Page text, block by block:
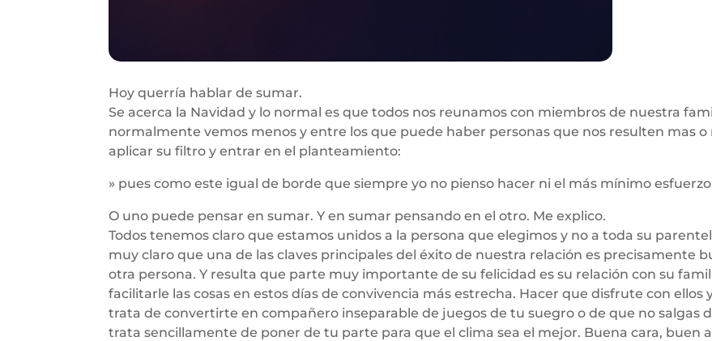
Hoy querría hablar de sumar.
Se acerca la Navidad y lo normal es que todos nos reunamos con miembros de nuestra
normalmente vemos menos y entre los que puede haber personas que nos resulten mas o
aplicar su filtro y entrar en el planteamiento:
» pues como este igual de borde que siempre yo no pienso hacer ni el más mínimo
O uno puede pensar en sumar. Y en sumar pensando en el otro. Me explico.
Todos tenemos claro que estamos unidos a la persona que elegimos y no a toda su
muy claro que una de las claves principales del éxito de nuestra relación es precisamente
otra persona. Y resulta que parte muy importante de su felicidad es su relación con su
facilitarle las cosas en estos días de convivencia más estrecha. Hacer que disfrute con ellos
trata de convertirte en compañero inseparable de juegos de tu suegro o de que no salgas
trata sencillamente de poner de tu parte para que el clima sea el mejor. Buena cara, buen